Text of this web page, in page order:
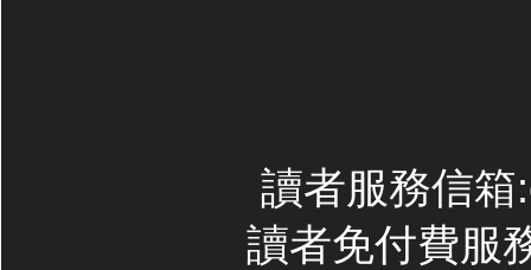
讀者服務信
讀者免付費服